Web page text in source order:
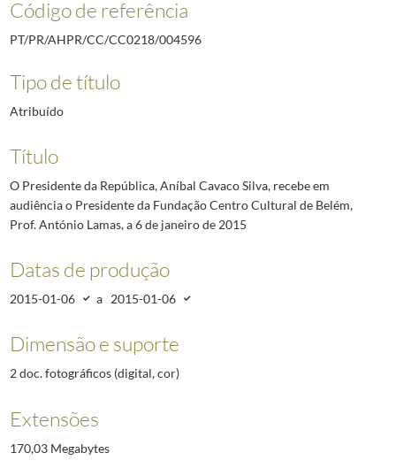
Código de referência
PT/PR/AHPR/CC/CC0218/004596
Tipo de título
Atribuído
Título
O Presidente da República, Aníbal Cavaco Silva, recebe em
audiência o Presidente da Fundação Centro Cultural de Belém,
Prof. António Lamas, a 6 de janeiro de 2015
Datas de produção
2015-01-06 a 2015-01-06
Dimensão e suporte
2 doc. fotográficos (digital, cor)
Extensões
170,03 Megabytes